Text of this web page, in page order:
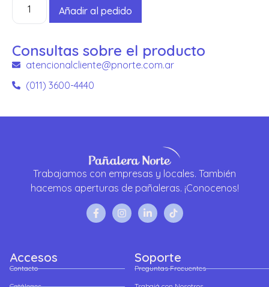
Añadir al pedido
Consultas sobre el producto
atencionalcliente@pnorte.com.ar
(011) 3600-4440
Trabajamos con empresas y locales. También
hacemos aperturas de pañaleras. ¡Conocenos!
Accesos
Contacto
Soporte
Preguntas Frecuentes